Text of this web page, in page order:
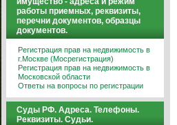
работы приемных, реквизиты,
перечни документов, образцы
документов.
Регистрация прав на недвижимость в
г.Москве (Мосрегистрация)
Регистрация прав на недвижимость в
Московской области
Ответы на вопросы по регистрации
Суды РФ. Адреса. Телефоны.
Реквизиты. Судьи.